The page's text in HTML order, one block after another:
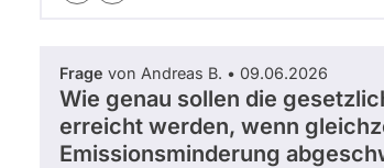
Frage von Andreas B. • 09.06.2026
Wie genau sollen die
erreicht werden, wenn
Emissionsminderung